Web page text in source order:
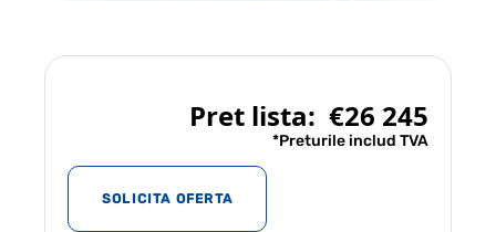
Pret lista: €26 245
*Preturile includ TVA
SOLICITA OFERTA